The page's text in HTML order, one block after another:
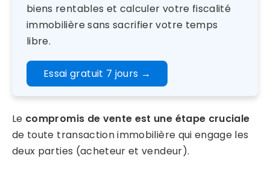
biens rentables et calculer votre fiscalité
immobilière sans sacrifier votre temps
libre.
Essai gratuit 7 jours →
Le compromis de vente est une étape cruciale
de toute transaction immobilière qui engage les
deux parties (acheteur et vendeur).